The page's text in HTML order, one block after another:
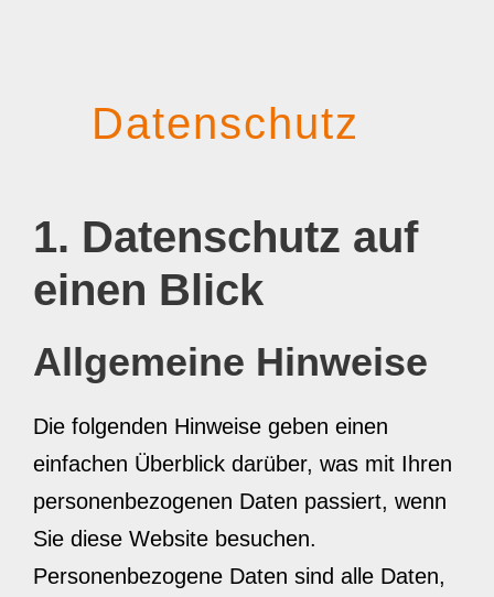
Datenschutz
1. Datenschutz auf
einen Blick
Allgemeine Hinweise
Die folgenden Hinweise geben einen
einfachen Überblick darüber, was mit Ihren
personenbezogenen Daten passiert, wenn
Sie diese Website besuchen.
Personenbezogene Daten sind alle Daten,